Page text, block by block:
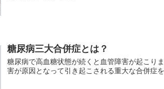
糖尿病三大合併症とは？
糖尿病で高血糖状態が続くと血管障害が起こり
害が原因となって引き起こされる重大な合併症